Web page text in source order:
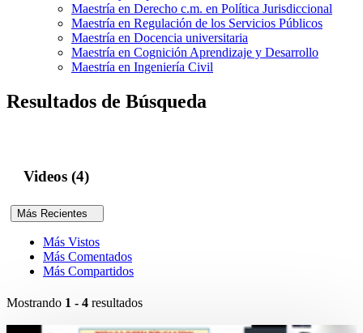
Maestría en Derecho c.m. en Política Jurisdiccional
Maestría en Regulación de los Servicios Públicos
Maestría en Docencia universitaria
Maestría en Cognición Aprendizaje y Desarrollo
Maestría en Ingeniería Civil
Resultados de Búsqueda
Videos (4)
Más Recientes
Más Vistos
Más Comentados
Más Compartidos
Mostrando 1 - 4 resultados